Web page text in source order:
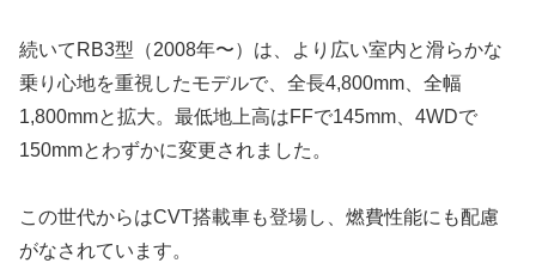
続いてRB3型（2008年〜）は、より広い室内と滑らかな
乗り心地を重視したモデルで、全長4,800mm、全幅
1,800mmと拡大。最低地上高はFFで145mm、4WDで
150mmとわずかに変更されました。
この世代からはCVT搭載車も登場し、燃費性能にも配慮
がなされています。